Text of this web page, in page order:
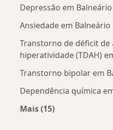
Depressão em
Ansiedade em
Transtorno de déficit de
hiperatividade (TDAH)
Transtorno bipolar em
Dependência química
Mais (15)